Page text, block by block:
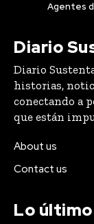
Agentes
Diario
Diario
historias,
conectando a
que están
About us
Contact us
Lo último